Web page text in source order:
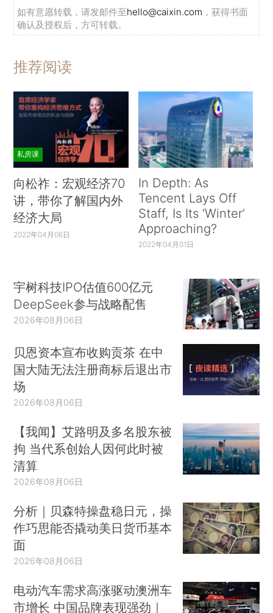
如有意愿转载，请发邮件至hello@caixin.com ，获得书面
确认及授权后，方可转载。
推荐阅读
私房课
向松祚：宏观经济70
讲，带你了解国内外
经济大局
2022年04月06日
In Depth: As
Tencent Lays Off
Staff, Is Its ‘Winter’
Approaching?
2022年04月01日
宇树科技IPO估值600亿元
DeepSeek参与战略配售
2026年08月06日
贝恩资本宣布收购贡茶 在中
国大陆无法注册商标后退出市
场
2026年08月06日
【我闻】艾路明及多名股东被
拘 当代系创始人因何此时被
清算
2026年08月06日
分析｜贝森特操盘稳日元，操
作巧思能否撬动美日货币基本
面
2026年08月06日
电动汽车需求高涨驱动澳洲车
市增长 中国品牌表现强劲｜